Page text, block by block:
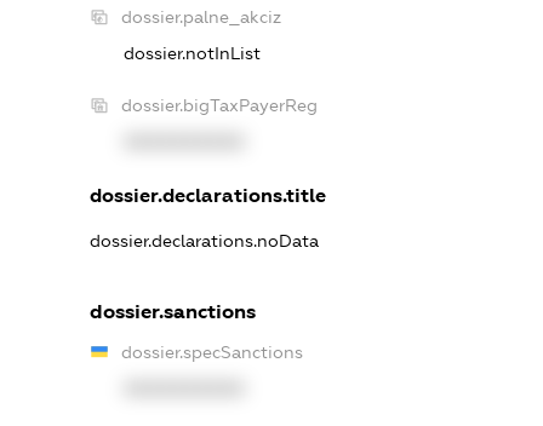
dossier.palne_akciz
dossier.notInList
dossier.bigTaxPayerReg
dossier.declarations.title
dossier.declarations.noData
dossier.sanctions
dossier.specSanctions